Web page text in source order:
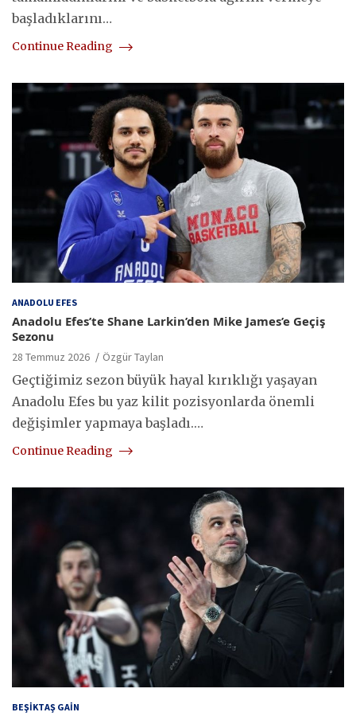
başladıklarını…
Continue Reading
ANADOLU EFES
Anadolu Efes’te Shane Larkin’den Mike James’e Geçiş
Sezonu
28 Temmuz 2026 Özgür Taylan
Geçtiğimiz sezon büyük hayal kırıklığı yaşayan
Anadolu Efes bu yaz kilit pozisyonlarda önemli
değişimler yapmaya başladı.…
Continue Reading
BEŞIKTAŞ GAIN